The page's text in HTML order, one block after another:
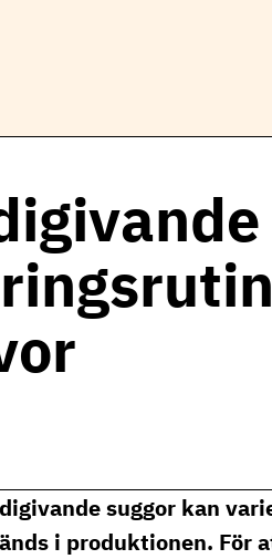
suggor kan
i produktionen. För